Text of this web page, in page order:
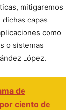
mitigaremos
capas
como
o sistemas
López.
de
ciento de